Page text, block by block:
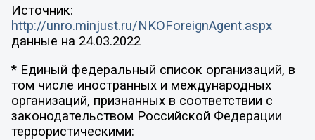
Источник:
http://unro.minjust.ru/NKOForeignAgent.aspx
данные на 24.03.2022
* Единый федеральный список организаций, в
том числе иностранных и международных
организаций, признанных в соответствии с
законодательством Российской Федерации
террористическими: